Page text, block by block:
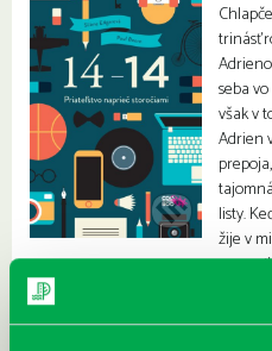
seba
však v
Adrien
listy.
žije v
vojnou.